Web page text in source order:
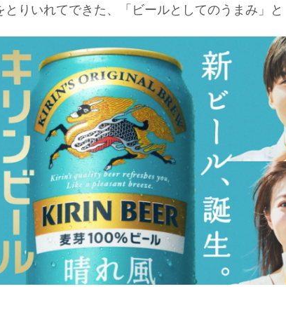
りいれてできた、「ビールとしてのうまみ」